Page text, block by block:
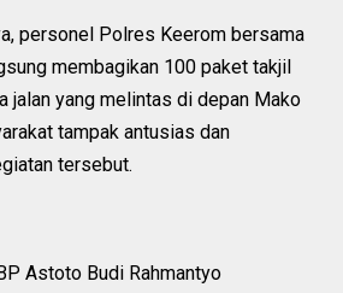
personel Polres Keerom bersama
membagikan 100 paket takjil
jalan yang melintas di depan Mako
tampak antusias dan
tersebut.
Astoto Budi Rahmantyo